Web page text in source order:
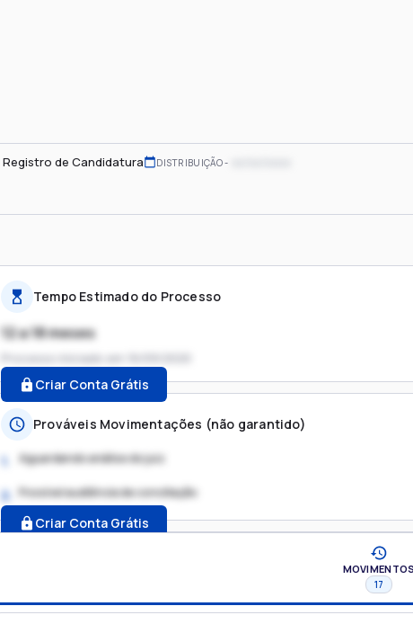
Registro de Candidatura DISTRIBUIÇÃO
Tempo Estimado do Processo
12 a 18 meses
Processo iniciado em
Criar Conta Grátis
Prováveis Movimentações (não garantido)
1. Aguardando análise do juiz
2. Possível audiência de conciliação
Criar Conta Grátis
MOVIMENTOS
17